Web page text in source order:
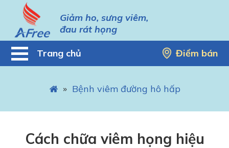
Giảm ho, sưng viêm,
đau rát họng
Trang chủ Điểm bán
» Bệnh viêm đường hô hấp
Cách chữa viêm họng hiệu